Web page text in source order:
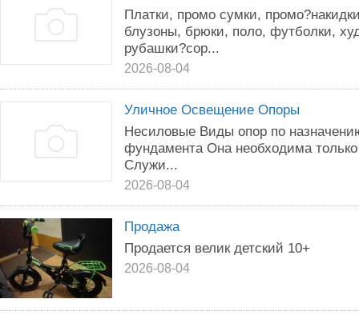
Платки, промо сумки,
блузоны, брюки, поло, футболки,
рубашки?сор...
2026-08-04
Уличное Освещение Опоры
Несиловые Виды опор по
фундамента Она необходима
Служи...
2026-08-04
Продажа
Продается велик детский 10+
2026-08-04